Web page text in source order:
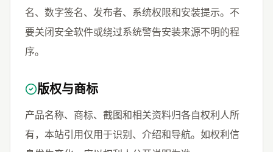
名、数字签名、发布者、系统权限和安装提示。不
要关闭安全软件或绕过系统警告安装来源不明的程
序。
版权与商标
产品名称、商标、截图和相关资料归各自权利人所
有，本站引用仅用于识别、介绍和导航。如权利信